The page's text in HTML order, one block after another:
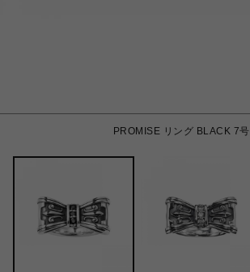
PROMISE リング BLACK 7号